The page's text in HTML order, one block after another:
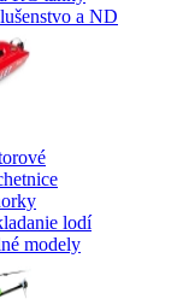
a ND
lodí
modely